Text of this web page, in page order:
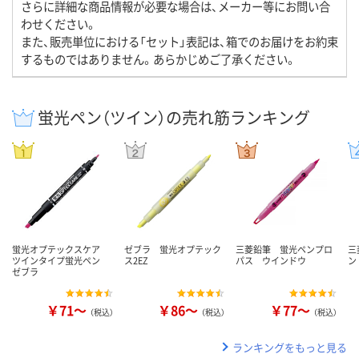
さらに詳細な商品情報が必要な場合は、メーカー等にお問い合
わせください。
また、販売単位における「セット」表記は、箱でのお届けをお約束
するものではありません。あらかじめご了承ください。
蛍光ペン（ツイン）の売れ筋ランキング
蛍光オプテックスケア
ツインタイプ蛍光ペン
ゼブラ
￥71～ （税込）
ゼブラ 蛍光オプテック
ス2EZ
￥86～ （税込）
三菱鉛筆 蛍光ペンプロ
パス ウインドウ
￥77～ （税込）
ランキングをもっと見る